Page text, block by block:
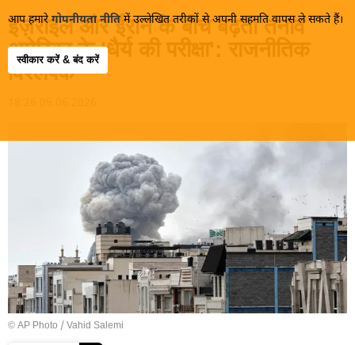
आप हमारे गोपनीयता नीति में उल्लेखित तरीकों से अपनी सहमति वापस ले सकते हैं।
स्वीकार करें & बंद करें
इज़राइल और ईरान के बीच बढ़ता तनाव
अमेरिका के 'धैर्य की परीक्षा': राजनीतिक
विश्लेषक
© AP Photo / Vahid Salemi